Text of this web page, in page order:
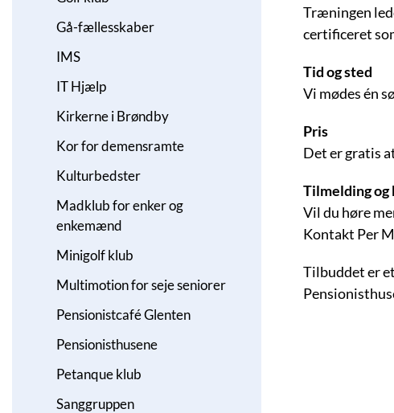
Gå-fællesskaber
IMS
IT Hjælp
Kirkerne i Brøndby
Kor for demensramte
Kulturbedster
Madklub for enker og
enkemænd
Minigolf klub
Multimotion for seje seniorer
Pensionistcafé Glenten
Pensionisthusene
Petanque klub
Sanggruppen
Træningen
certificeret
Tid og sted
Vi mødes én
Pris
Det er gratis
Tilmelding
Vil du høre
Kontakt Per
Tilbuddet er